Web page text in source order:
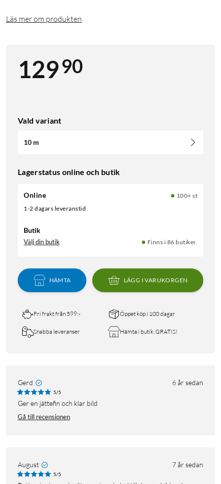
Läs mer om produkten
12990
Vald variant
10 m
Lagerstatus online och butik
Online
100+ st
1-2 dagars leveranstid
Butik
Välj din butik Finns i 86 butiker.
HÄMTA LÄGG I VARUKORGEN
Fri frakt från 599:- Öppet köp i 100 dagar
Snabba leveranser Hämta i butik, GRATIS!
Gerd 6 år sedan
5/5
Ger en jättefin och klar bild
Gå till recensionen
August 7 år sedan
5/5